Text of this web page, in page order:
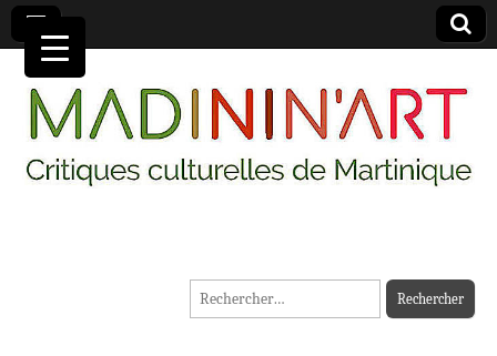
MADININ'ART
Rechercher :